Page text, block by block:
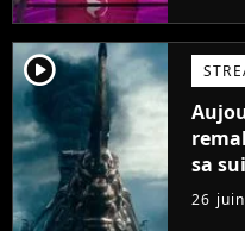
player2
sa
60
26